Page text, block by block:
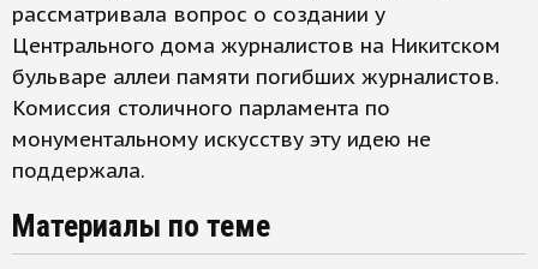
рассматривала вопрос о создании у
Центрального дома журналистов на Никитском
бульваре аллеи памяти погибших журналистов.
Комиссия столичного парламента по
монументальному искусству эту идею не
поддержала.
Материалы по теме